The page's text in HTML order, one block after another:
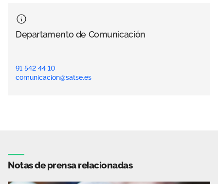
Departamento de Comunicación
91 542 44 10
comunicacion@satse.es
Notas de prensa relacionadas